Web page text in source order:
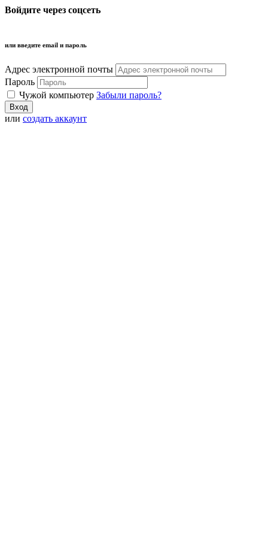
Войдите через соцсеть
или введите email и пароль
Адрес электронной почты
Пароль
Чужой компьютер Забыли пароль?
или создать аккаунт